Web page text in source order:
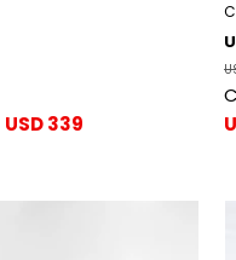
USD 339